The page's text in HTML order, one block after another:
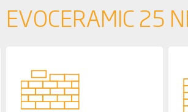
EVOCERAMIC 25